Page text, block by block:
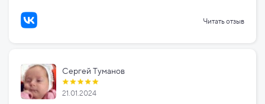
Читать отзыв
Сергей Туманов
21.01.2024